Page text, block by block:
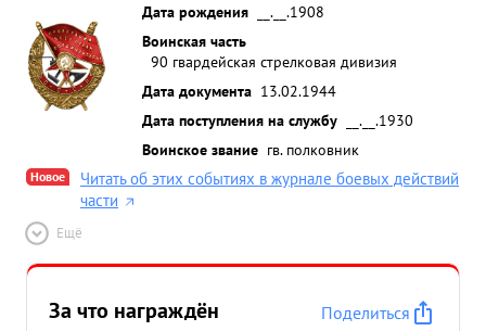
Дата рождения
__.__.1908
Воинская часть
90 гвардейская стрелковая дивизия
Дата документа 13.02.1944
Дата поступления на службу
__.__.1930
Воинское звание гв. полковник
Новое
Читать об этих событиях в журнале боевых действий
части
Ещё
За что награждён
Поделиться